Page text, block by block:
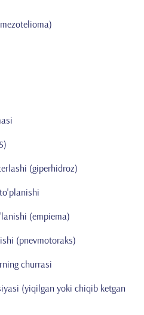
(giperhidroz)
(empiema)
(pnevmotoraks)
churrasi
(yiqilgan yoki chiqib ketgan